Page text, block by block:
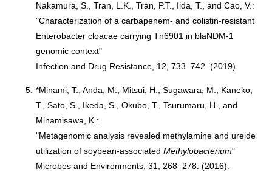
Nakamura, S., Tran, L.K., Tran, P.T., Iida, T., and Cao, V.:
"Characterization of a carbapenem- and colistin-resistant
Enterobacter cloacae carrying Tn6901 in blaNDM-1
genomic context"
Infection and Drug Resistance, 12, 733–742. (2019).
5. *Minami, T., Anda, M., Mitsui, H., Sugawara, M., Kaneko,
T., Sato, S., Ikeda, S., Okubo, T., Tsurumaru, H., and
Minamisawa, K.:
"Metagenomic analysis revealed methylamine and ureide
utilization of soybean-associatedMethylobacterium"
Microbes and Environments, 31, 268–278. (2016).